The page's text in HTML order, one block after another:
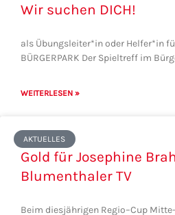
Wir suchen DICH!
als Übungsleiter*in oder Helfer*in für
BÜRGERPARK Der Spieltreff im
WEITERLESEN »
AKTUELLES
Gold für Josephine
Blumenthaler TV
Beim diesjährigen Regio–Cup